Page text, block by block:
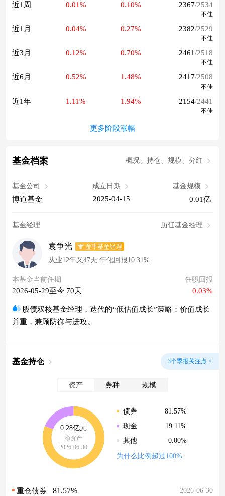
近1周 0.01% 0.10% 2367/2534
不佳
近1月 0.04% 0.27% 2382/2529
不佳
近3月 0.12% 0.70% 2461/2518
不佳
近6月 0.52% 1.48% 2417/2508
不佳
近1年 1.11% 1.94% 2154/2441
不佳
更多阶段涨幅
基金档案 概况、持仓、规模、分红
基金公司
博道基金
成立日期
2025-04-15
基金规模
0.01亿
基金经理 历任基金经理
袁争光
从业12年又47天 年化回报10.31%
本基金当前任期
2026-05-29至今 70天
任职回报
0.03%
股债双核基金经理，迭代的“低估值成长”策略：价值成长
并重，兼顾防御与进攻。
基金持仓 3个季报关注点 >
资产 券种 规模
0.28亿元
净资产
2026-06-30
债券
81.57%
现金
19.11%
其他
0.00%
为什么比例超过100%
重仓债券 81.57%
2026-06-30